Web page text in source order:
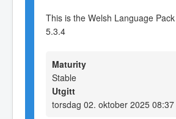
This is the Welsh Language
5.3.4
Maturity
Stable
Utgitt
torsdag 02. oktober 2025 08:37